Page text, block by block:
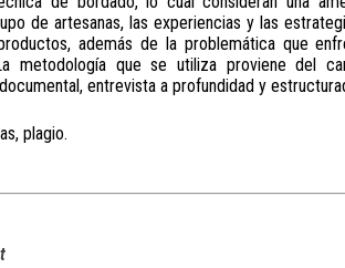
de artesanas, las experiencias y las
además de la problemática que
metodología que se utiliza proviene del
entrevista a profundidad y
plagio.